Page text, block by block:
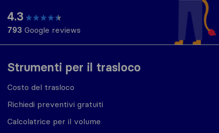
Strumenti per il trasloco
Costo del trasloco
Richiedi preventivi gratuiti
Calcolatrice per il volume
4.3
793 Google reviews